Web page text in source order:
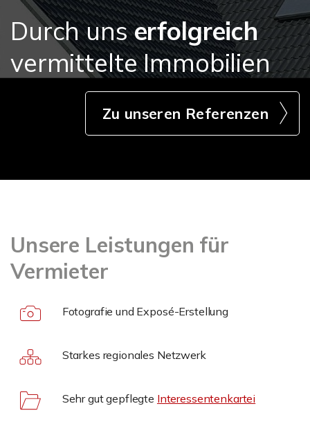
Durch unserfolgreich
vermittelte Immobilien
Zu unseren Referenzen
Unsere Leistungen für
Vermieter
Fotografie und Exposé-Erstellung
Starkes regionales Netzwerk
Sehr gut gepflegte Interessentenkartei